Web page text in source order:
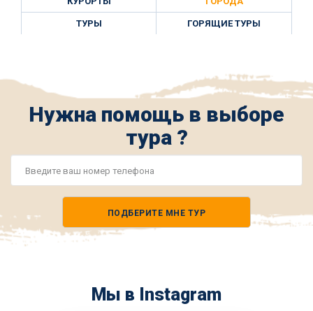
ТУРЫ ГОРЯЩИЕ ТУРЫ
Нужна помощь в выборе
тура ?
ПОДБЕРИТЕ МНЕ ТУР
Мы в Instagram